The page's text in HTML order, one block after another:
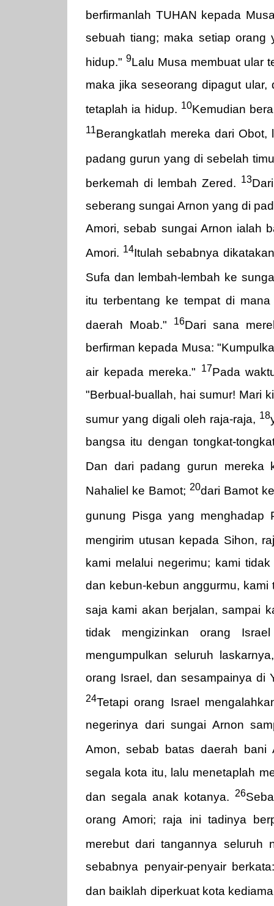
berfirmanlah TUHAN kepada
sebuah tiang; maka setiap orang
hidup." 9Lalu Musa membuat ular
maka jika seseorang dipagut
tetaplah ia hidup. 10Kemudian
11Berangkatlah mereka dari
padang gurun yang di sebelah
berkemah di lembah Zered. 13
seberang sungai Arnon yang di
Amori, sebab sungai Arnon ialah
Amori. 14Itulah sebabnya
Sufa dan lembah-lembah ke
itu terbentang ke tempat di
daerah Moab."
16Dari sana
berfirman kepada Musa:
air kepada mereka."
17Pada
"Berbual-buallah, hai sumur! Mari
sumur yang digali oleh raja-raja, 18
bangsa itu dengan tongkat-
Dan dari padang gurun mereka
Nahaliel ke Bamot; 20dari Bamot
gunung Pisga yang menghadap
mengirim utusan kepada Sihon,
kami melalui negerimu; kami
dan kebun-kebun anggurmu,
saja kami akan berjalan, sampai
tidak mengizinkan orang
mengumpulkan seluruh
orang Israel, dan sesampainya di
24Tetapi orang Israel
negerinya dari sungai Arnon
Amon, sebab batas daerah
segala kota itu, lalu menetaplah
dan segala anak kotanya.
26
orang Amori; raja ini tadinya
merebut dari tangannya
sebabnya penyair-penyair
dan baiklah diperkuat kota